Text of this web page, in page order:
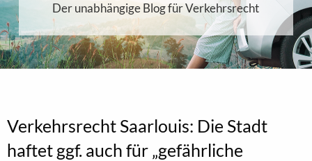
Der unabhängige Blog für Verkehrsrecht
Verkehrsrecht Saarlouis: Die Stadt
haftet ggf. auch für „gefährliche